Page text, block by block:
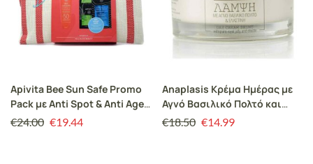
Apivita Bee Sun Safe Promo
Pack με Anti Spot & Anti Age
Defense Face Cream SPF50,
€24.00 €19.44
Anaplasis Κρέμα Ημέρας με
Αγνό Βασιλικό Πολτό και
Ελαστίνη 50 ml
€18.50 €14.99